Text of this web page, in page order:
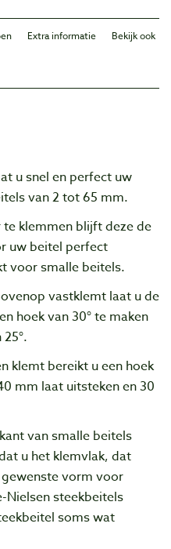
Extra informatie Bekijk ook
u snel en perfect uw
van 2 tot 65 mm.
klemmen blijft deze de
uw beitel perfect
voor smalle beitels.
vastklemt laat u de
hoek van 30° te maken
klemt bereikt u een hoek
mm laat uitsteken en 30
van smalle beitels
u het klemvlak, dat
vorm voor
Nielsen steekbeitels
soms wat